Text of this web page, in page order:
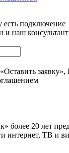
есть подключение
и наш
заявку»,
более 20 лет
интернет, ТВ и